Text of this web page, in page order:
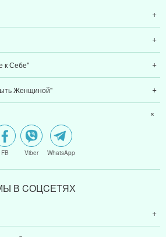
к Себе"
Женщиной"
FB Viber WhatsApp
В CОЦCЕТЯХ